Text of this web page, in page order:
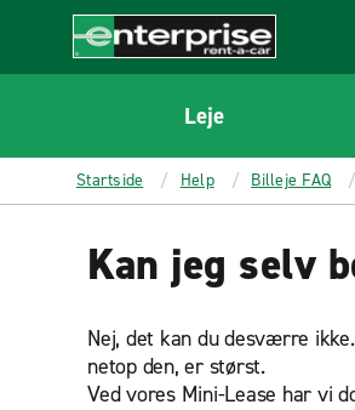
CONTENT
Enterprise
Leje
Startside Help Billeje FAQ
Kan jeg selv
Nej, det kan du desværre
netop den, er størst.
Ved vores Mini-Lease har vi